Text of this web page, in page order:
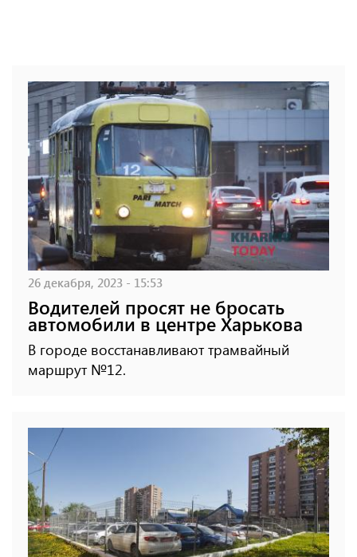
26 декабря, 2023 - 15:53
Водителей просят не бросать
автомобили в центре Харькова
В городе восстанавливают трамвайный
маршрут №12.